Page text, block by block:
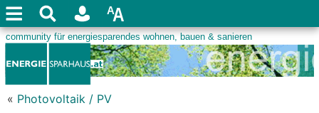
« Photovoltaik / PV